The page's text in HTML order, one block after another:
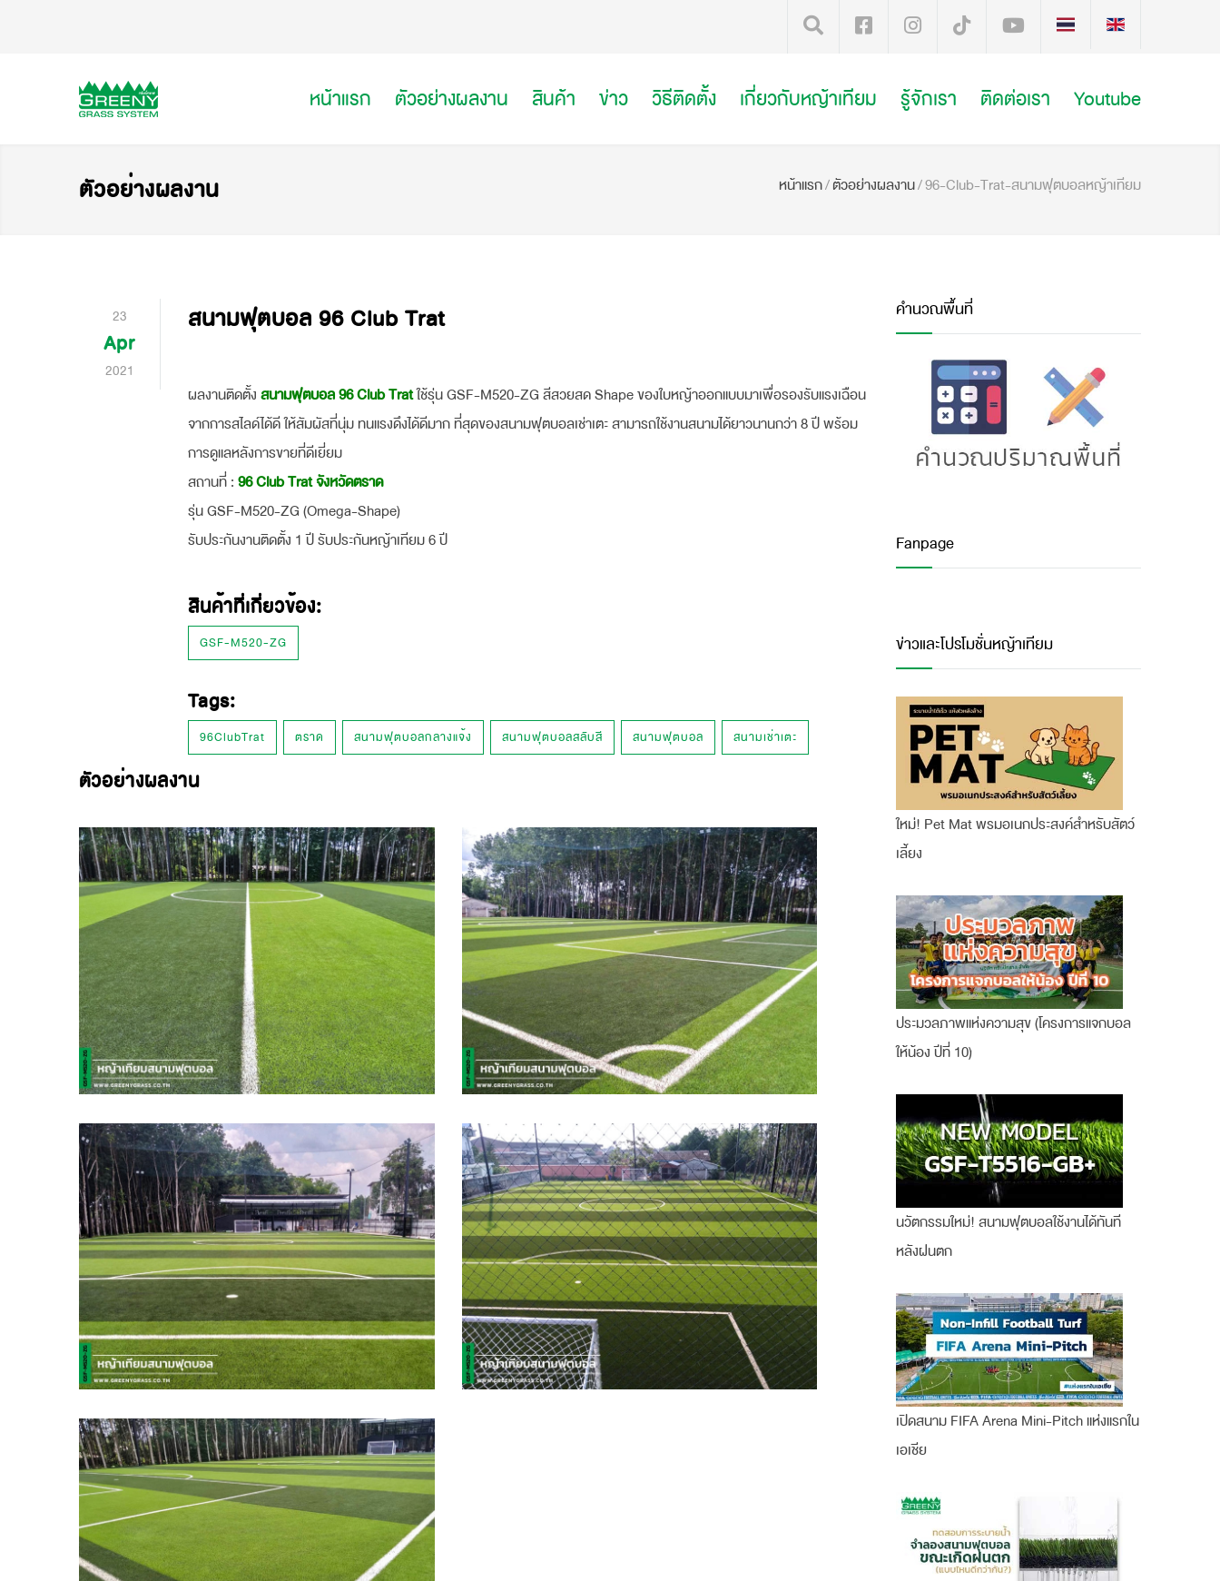
หน้าแรก ตัวอย่างผลงาน สินค้า ข่าว วิธีติดตั้ง เกี่ยวกับหญ้าเทียม รู้จักเรา ติดต่อเรา Youtube
ตัวอย่างผลงาน หน้าแรก/ตัวอย่างผลงาน/96-Club-Trat-สนามฟุตบอลหญ้าเทียม
23
Apr
2021
สนามฟุตบอล 96 Club Trat
ผลงานติดตั้ง สนามฟุตบอล 96 Club Tratใช้รุ่น GSF-M520-ZG สีสวยสด Shape ของใบหญ้าออกแบบมาเพื่อรองรับแรงเฉือน
จากการสไลด์ได้ดี ให้สัมผัสที่นุ่ม ทนแรงดึงได้ดีมาก ที่สุดของสนามฟุตบอลเช่าเตะ สามารถใช้งานสนามได้ยาวนานกว่า 8 ปี พร้อม
การดูแลหลังการขายที่ดีเยี่ยม
สถานที่ : 96 Club Trat จังหวัดตราด
รุ่น GSF-M520-ZG (Omega-Shape)
รับประกันงานติดตั้ง 1 ปี รับประกันหญ้าเทียม 6 ปี
สินค้าที่เกี่ยวข้อง:
GSF-M520-ZG
Tags:
96ClubTrat ตราด สนามฟุตบอลกลางแจ้ง สนามฟุตบอลสลับสี สนามฟุตบอล สนามเช่าเตะ
ตัวอย่างผลงาน
คำนวณพื้นที่
Fanpage
ข่าวและโปรโมชั่นหญ้าเทียม
ใหม่! Pet Mat พรมอเนกประสงค์สำหรับสัตว์
เลี้ยง
ประมวลภาพแห่งความสุข (โครงการแจกบอล
ให้น้อง ปีที่ 10)
นวัตกรรมใหม่! สนามฟุตบอลใช้งานได้ทันที
หลังฝนตก
เปิดสนาม FIFA Arena Mini-Pitch แห่งแรกใน
เอเชีย